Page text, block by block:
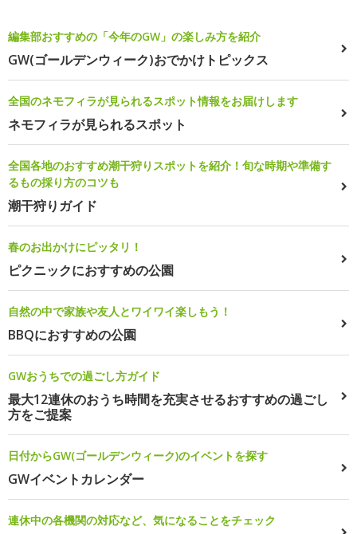
編集部おすすめの「今年のGW」の楽しみ方を紹介
GW(ゴールデンウィーク)おでかけトピックス
全国のネモフィラが見られるスポット情報をお届けします
ネモフィラが見られるスポット
全国各地のおすすめ潮干狩りスポットを紹介！旬な時期や準備す
るもの採り方のコツも
潮干狩りガイド
春のお出かけにピッタリ！
ピクニックにおすすめの公園
自然の中で家族や友人とワイワイ楽しもう！
BBQにおすすめの公園
GWおうちでの過ごし方ガイド
最大12連休のおうち時間を充実させるおすすめの過ごし
方をご提案
日付からGW(ゴールデンウィーク)のイベントを探す
GWイベントカレンダー
連休中の各機関の対応など、気になることをチェック